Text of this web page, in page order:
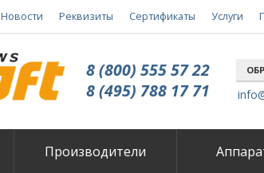
Новости Реквизиты Сертификаты Услуги
8 (800) 555 57 22
8 (495) 788 17 71
Производители